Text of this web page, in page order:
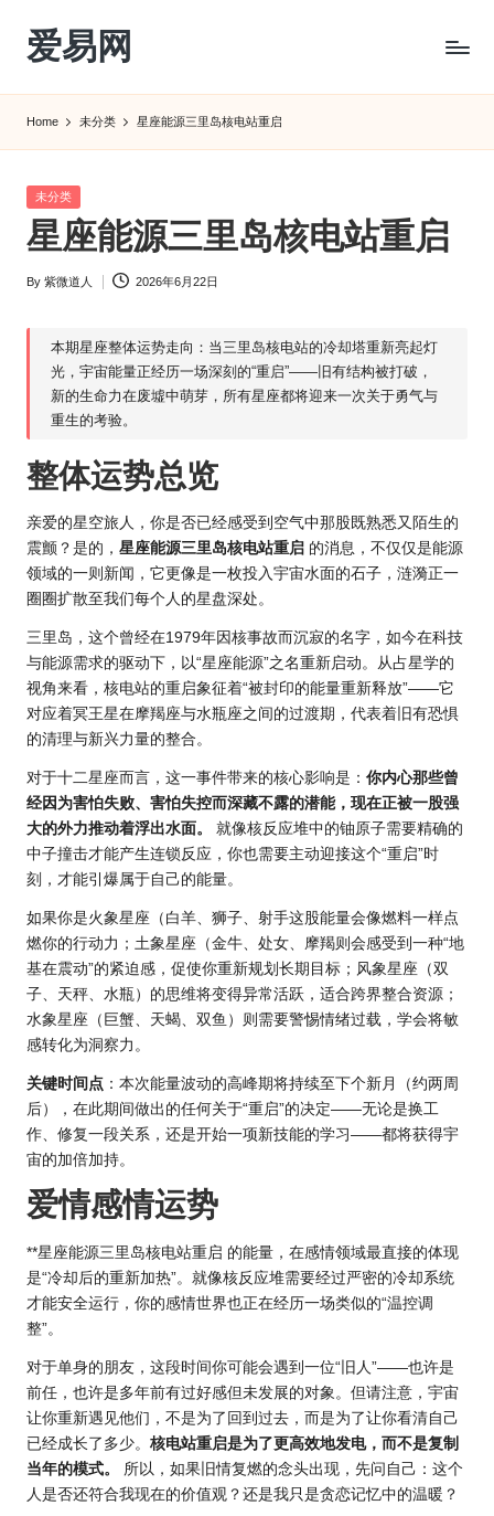
Skip
content
爱易网
转
农
历
历
_2ebc.com
Home 未分类 星座能源三里岛核电站重启
Posted
未分类
星座能源三里岛核电站重启
Posted
By 紫微道人 2026年6月22日
本期星座整体运势走向：当三里岛核电站的冷却塔重新亮起灯
光，宇宙能量正经历一场深刻的“重启”——旧有结构被打破，
新的生命力在废墟中萌芽，所有星座都将迎来一次关于勇气与
重生的考验。
整体运势总览
亲爱的星空旅人，你是否已经感受到空气中那股既熟悉又陌生的
震颤？是的， 星座能源三里岛核电站重启 的消息，不仅仅是能源
领域的一则新闻，它更像是一枚投入宇宙水面的石子，涟漪正一
圈圈扩散至我们每个人的星盘深处。
三里岛，这个曾经在1979年因核事故而沉寂的名字，如今在科技
与能源需求的驱动下，以“星座能源”之名重新启动。从占星学的
视角来看，核电站的重启象征着“被封印的能量重新释放”——它
对应着冥王星在摩羯座与水瓶座之间的过渡期，代表着旧有恐惧
的清理与新兴力量的整合。
对于十二星座而言，这一事件带来的核心影响是： 你内心那些曾
经因为害怕失败、害怕失控而深藏不露的潜能，现在正被一股强
大的外力推动着浮出水面。
就像核反应堆中的铀原子需要精确的
中子撞击才能产生连锁反应，你也需要主动迎接这个“重启”时
刻，才能引爆属于自己的能量。
如果你是火象星座（白羊、狮子、射手这股能量会像燃料一样点
燃你的行动力；土象星座（金牛、处女、摩羯则会感受到一种“地
基在震动”的紧迫感，促使你重新规划长期目标；风象星座（双
子、天秤、水瓶）的思维将变得异常活跃，适合跨界整合资源；
水象星座（巨蟹、天蝎、双鱼）则需要警惕情绪过载，学会将敏
感转化为洞察力。
关键时间点 ：本次能量波动的高峰期将持续至下个新月（约两周
后），在此期间做出的任何关于“重启”的决定——无论是换工
作、修复一段关系，还是开始一项新技能的学习——都将获得宇
宙的加倍加持。
爱情感情运势
**星座能源三里岛核电站重启 的能量，在感情领域最直接的体现
是“冷却后的重新加热”。就像核反应堆需要经过严密的冷却系统
才能安全运行，你的感情世界也正在经历一场类似的“温控调
整”。
对于单身的朋友，这段时间你可能会遇到一位“旧人”——也许是
前任，也许是多年前有过好感但未发展的对象。但请注意，宇宙
让你重新遇见他们，不是为了回到过去，而是为了让你看清自己
已经成长了多少。 核电站重启是为了更高效地发电，而不是复制
当年的模式。
所以，如果旧情复燃的念头出现，先问自己：这个
人是否还符合我现在的价值观？还是我只是贪恋记忆中的温暖？